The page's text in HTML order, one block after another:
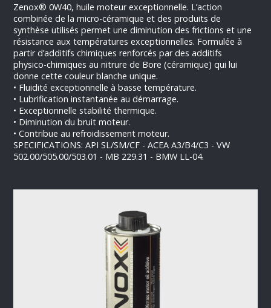
Zenox® 0W40, huile moteur exceptionnelle. L’action
combinée de la micro-céramique et des produits de
synthèse utilisés permet une diminution des frictions et une
résistance aux températures exceptionnelles. Formulée à
partir d’additifs chimiques renforcés par des additifs
physico-chimiques au nitrure de Bore (céramique) qui lui
donne cette couleur blanche unique.
• Fluidité exceptionnelle à basse température.
• Lubrification instantanée au démarrage.
• Exceptionnelle stabilité thermique.
• Diminution du bruit moteur.
• Contribue au refroidissement moteur.
SPECIFICATIONS: API SL/SM/CF - ACEA A3/B4/C3 - VW
502.00/505.00/503.01 - MB 229.31 - BMW LL-04.